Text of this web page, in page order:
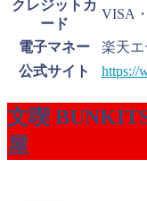
クレジットカ
ード
VISA
電子マネー
楽天エ
公式サイト
https://
文喫
屋